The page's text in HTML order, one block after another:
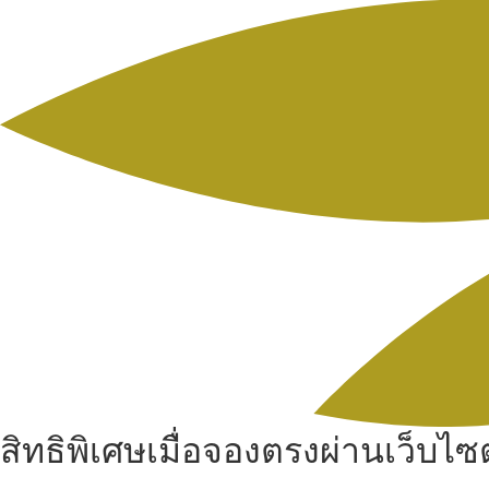
สิทธิพิเศษเมื่อจองตรงผ่านเว็บไ